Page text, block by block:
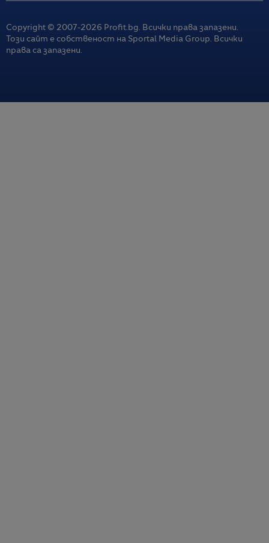
Copyright © 2007-2026 Profit.bg. Всички права запазени.
Този сайт е собственост на Sportal Media Group. Всички
права са запазени.